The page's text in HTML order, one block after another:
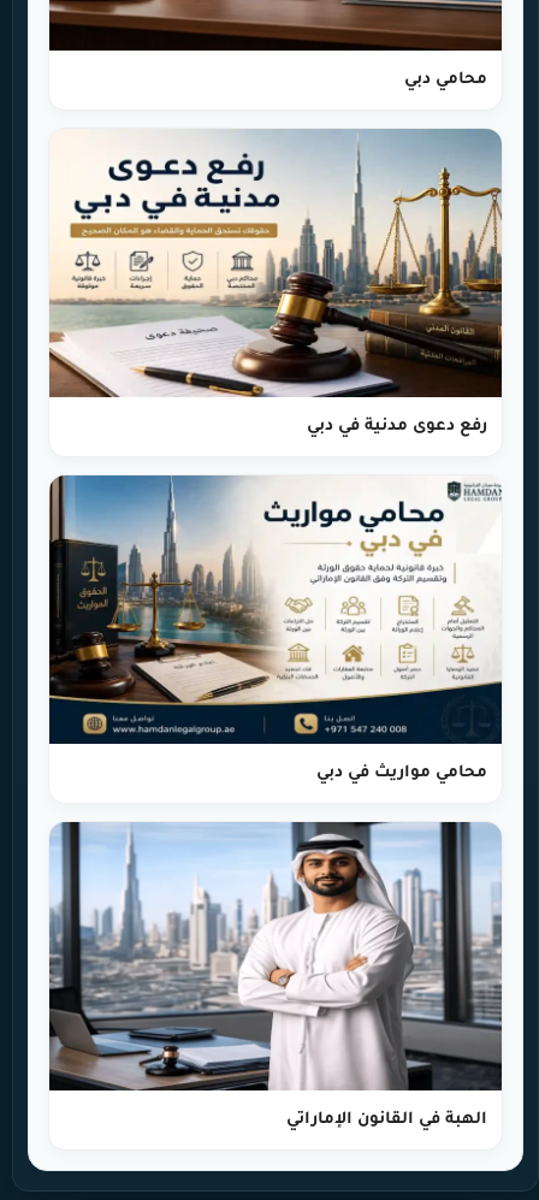
محامي دبي
رفع دعوى مدنية في دبي
محامي مواريث في دبي
الهبة في القانون الإماراتي